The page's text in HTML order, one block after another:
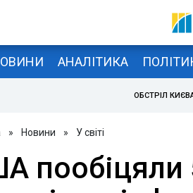
АНАЛІТИКА
ОБСТРІЛ
» Новини » У світі
пообіцяли